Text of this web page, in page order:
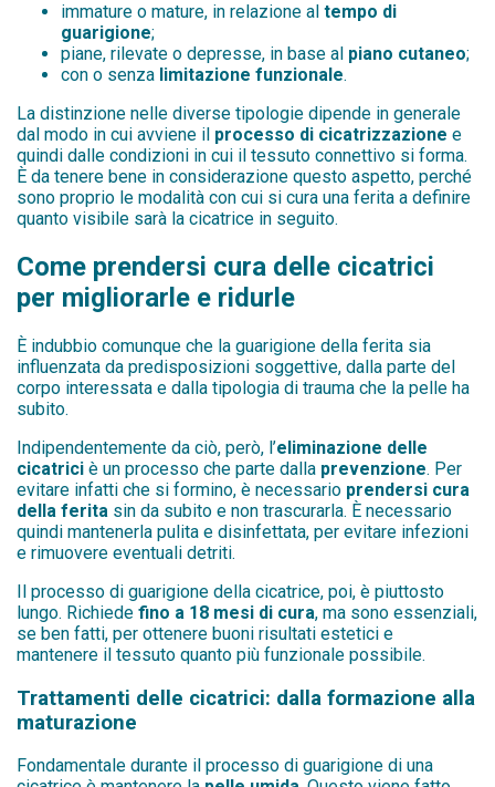
immature o mature, in relazione al tempo di
guarigione;
piane, rilevate o depresse, in base al piano cutaneo;
con o senza limitazione funzionale.
La distinzione nelle diverse tipologie dipende in generale
dal modo in cui avviene il processo di cicatrizzazione e
quindi dalle condizioni in cui il tessuto connettivo si forma.
È da tenere bene in considerazione questo aspetto, perché
sono proprio le modalità con cui si cura una ferita a definire
quanto visibile sarà la cicatrice in seguito.
Come prendersi cura delle cicatrici
per migliorarle e ridurle
È indubbio comunque che la guarigione della ferita sia
influenzata da predisposizioni soggettive, dalla parte del
corpo interessata e dalla tipologia di trauma che la pelle ha
subito.
Indipendentemente da ciò, però, l’eliminazione delle
cicatrici è un processo che parte dalla prevenzione. Per
evitare infatti che si formino, è necessario prendersi cura
della ferita sin da subito e non trascurarla. È necessario
quindi mantenerla pulita e disinfettata, per evitare infezioni
e rimuovere eventuali detriti.
Il processo di guarigione della cicatrice, poi, è piuttosto
lungo. Richiede fino a 18 mesi di cura, ma sono essenziali,
se ben fatti, per ottenere buoni risultati estetici e
mantenere il tessuto quanto più funzionale possibile.
Trattamenti delle cicatrici: dalla formazione alla
maturazione
Fondamentale durante il processo di guarigione di una